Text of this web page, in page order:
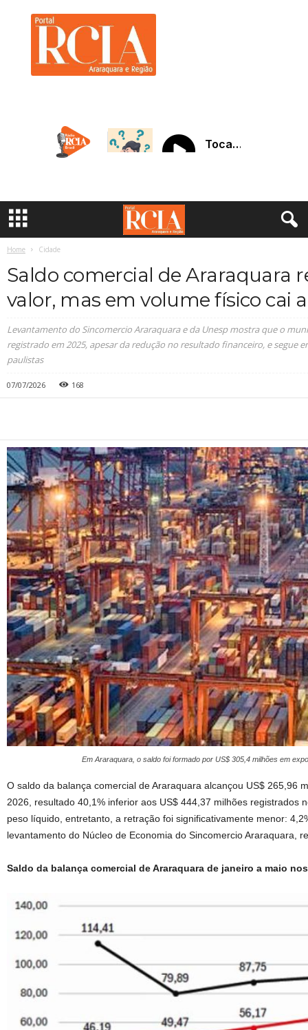
a
Home Cidade
Saldo comercial de Araraquara
valor, mas em volume físico cai
Levantamento do Sincomercio Araraquara e da Unesp mostra que o
registrado em 2025, apesar da redução no resultado financeiro, e segue
paulistas
07/07/2026 168
Em Araraquara, o saldo foi formado por US$ 305,4 milhões em
O saldo da balança comercial de Araraquara alcançou US$ 265,96
2026, resultado 40,1% inferior aos US$ 444,37 milhões registrados
peso líquido, entretanto, a retração foi significativamente menor:
levantamento do Núcleo de Economia do Sincomercio Araraquara,
Saldo da balança comercial de Araraquara de janeiro a maio